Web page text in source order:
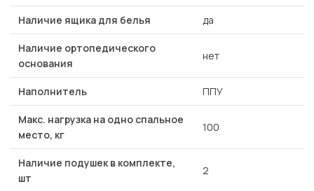
Наличие ящика для белья да
Наличие ортопедического
основания
нет
Наполнитель ППУ
Макс. нагрузка на одно спальное
место, кг
100
Наличие подушек в комплекте,
шт
2